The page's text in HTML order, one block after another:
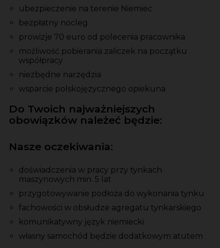
ubezpieczenie na terenie Niemiec
bezpłatny nocleg
prowizje 70 euro od polecenia pracownika
możliwość pobierania zaliczek na początku
współpracy
niezbędne narzędzia
wsparcie polskojęzycznego opiekuna
Do Twoich najważniejszych
obowiązków należeć będzie:
Nasze oczekiwania:
doświadczenia w pracy przy tynkach
maszynowych min. 5 lat
przygotowywanie podłoża do wykonania tynku
fachowości w obsłudze agregatu tynkarskiego
komunikatywny język niemiecki
własny samochód będzie dodatkowym atutem